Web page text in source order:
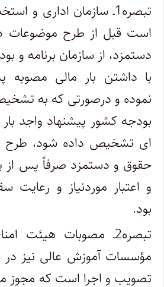
تبصره1ـ سازمان اداری
است قبل از طرح موضوعات
دستمزد، از سازمان برنامه و
با داشتن بار مالی مصوبه
نموده و درصورتی که به
بودجه کشور پیشنهاد واجد بار
ای تشخیص داده شود، طرح
حقوق و دستمزد صرفاً پس از
و اعتبار موردنیاز و
بود.
تبصره2ـ مصوبات هیئت
مؤسسات آموزش عالی نیز در
تصویب و اجرا است که مجوز